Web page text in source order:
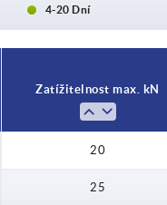
4-20 Dní
Zatížitelnost max. kN
20
25